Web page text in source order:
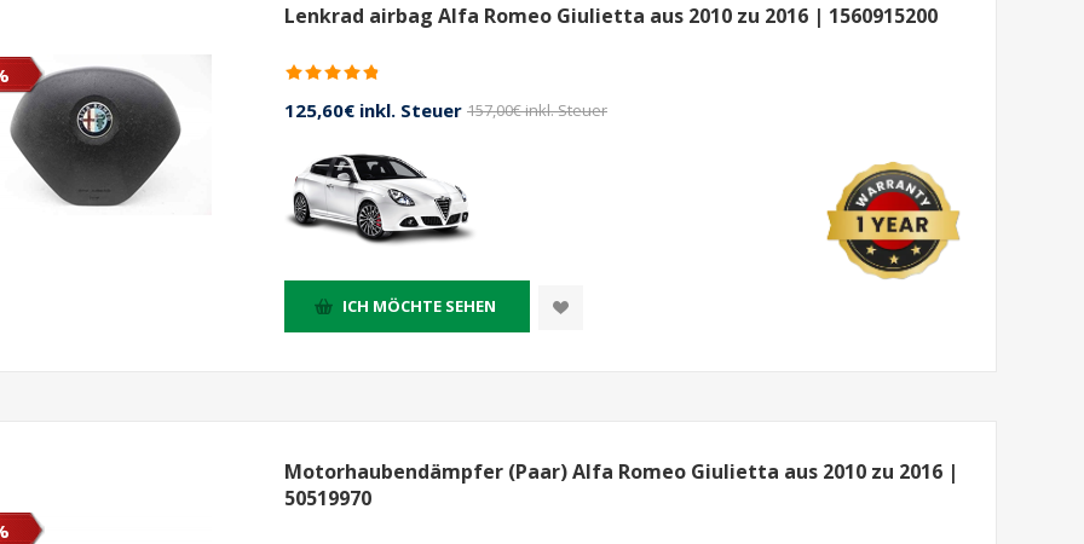
Lenkrad airbag Alfa Romeo Giulietta aus 2010 zu 2016 | 1560915200
125,60€ inkl. Steuer 157,00€ inkl. Steuer
ICH MÖCHTE SEHEN
Motorhaubendämpfer (Paar) Alfa Romeo Giulietta aus 2010 zu 2016 |
50519970